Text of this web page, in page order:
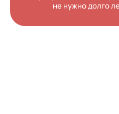
не нужно долго